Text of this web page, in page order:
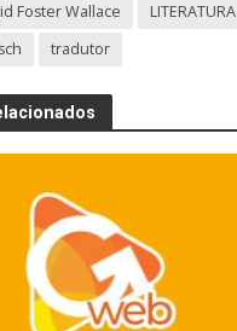
Foster Wallace
LITERATURA
tradutor